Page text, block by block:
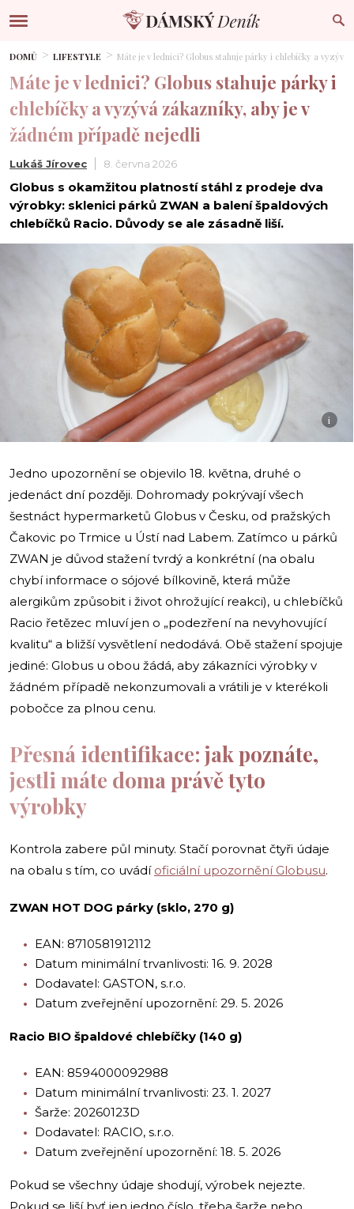
DOMŮ LIFESTYLE Máte je v lednici? Globus stahuje párky i chlebíčky a
Máte je v lednici? Globus stahuje párky i
chlebíčky a vyzývá zákazníky, aby je v
žádném případě nejedli
Lukáš Jírovec 8. června 2026
Globus s okamžitou platností stáhl z prodeje dva
výrobky: sklenici párků ZWAN a balení špaldových
chlebíčků Racio. Důvody se ale zásadně liší.
i
Jedno upozornění se objevilo 18. května, druhé o
jedenáct dní později. Dohromady pokrývají všech
šestnáct hypermarketů Globus v Česku, od pražských
Čakovic po Trmice u Ústí nad Labem. Zatímco u párků
ZWAN je důvod stažení tvrdý a konkrétní (na obalu
chybí informace o sójové bílkovině, která může
alergikům způsobit i život ohrožující reakci), u chlebíčků
Racio řetězec mluví jen o „podezření na nevyhovující
kvalitu“ a bližší vysvětlení nedodává. Obě stažení spojuje
jediné: Globus u obou žádá, aby zákazníci výrobky v
žádném případě nekonzumovali a vrátili je v kterékoli
pobočce za plnou cenu.
Přesná identifikace: jak poznáte,
jestli máte doma právě tyto
výrobky
Kontrola zabere půl minuty. Stačí porovnat čtyři údaje
na obalu s tím, co uvádí oficiální upozornění Globusu.
ZWAN HOT DOG párky (sklo, 270 g)
EAN: 8710581912112
Datum minimální trvanlivosti: 16. 9. 2028
Dodavatel: GASTON, s.r.o.
Datum zveřejnění upozornění: 29. 5. 2026
Racio BIO špaldové chlebíčky (140 g)
EAN: 8594000092988
Datum minimální trvanlivosti: 23. 1. 2027
Šarže: 20260123D
Dodavatel: RACIO, s.r.o.
Datum zveřejnění upozornění: 18. 5. 2026
Pokud se všechny údaje shodují, výrobek nejezte.